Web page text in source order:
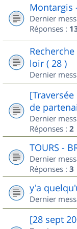
Montargis
Dernier
Réponses :
loir ( 28 )
Dernier
de
Dernier
Réponses : 2
TOURS -
Dernier
Réponses : 3
y'a
Dernier
[28 sept